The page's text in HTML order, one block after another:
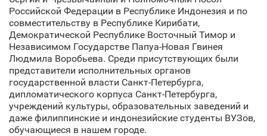
Российской Федерации в Республике Индонезия и по
совместительству в Республике Кирибати,
Демократической Республике Восточный Тимор и
Независимом Государстве Папуа-Новая Гвинея
Людмила Воробьева. Среди присутствующих были
представители исполнительных органов
государственной власти Санкт‑Петербурга,
дипломатического корпуса Санкт‑Петербурга,
учреждений культуры, образовательных заведений и
даже филиппинские и индонезийские студенты ВУЗов,
обучающиеся в нашем городе.